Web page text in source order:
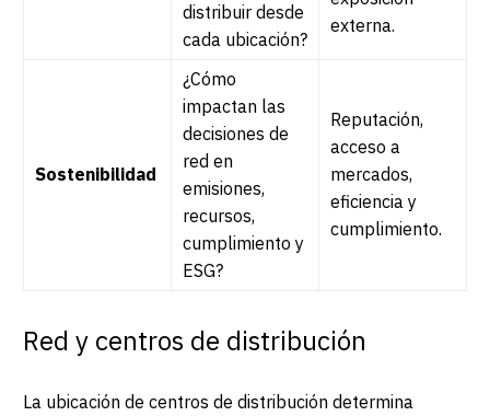
distribuir desde
cada ubicación?
externa.
Sostenibilidad
¿Cómo
impactan las
decisiones de
red en
emisiones,
recursos,
cumplimiento y
ESG?
Reputación,
acceso a
mercados,
eficiencia y
cumplimiento.
Red y centros de distribución
La ubicación de centros de distribución determina